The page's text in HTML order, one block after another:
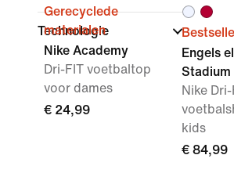
Technologie
Gerecyclede
materialen
Nike Academy
Dri-FIT voetbaltop
voor dames
€ 24,99
Engels
Stadium
Nike
kids
€ 84,99
"IK MAAK